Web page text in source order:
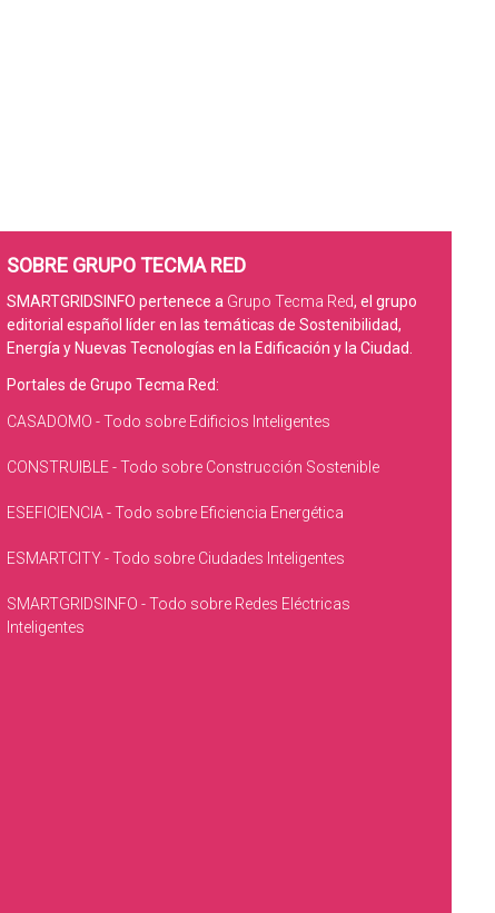
SOBRE GRUPO TECMA RED
SMARTGRIDSINFO pertenece a Grupo Tecma Red, el grupo
editorial español líder en las temáticas de Sostenibilidad,
Energía y Nuevas Tecnologías en la Edificación y la Ciudad.
Portales de Grupo Tecma Red:
CASADOMO - Todo sobre Edificios Inteligentes
CONSTRUIBLE - Todo sobre Construcción Sostenible
ESEFICIENCIA - Todo sobre Eficiencia Energética
ESMARTCITY - Todo sobre Ciudades Inteligentes
SMARTGRIDSINFO - Todo sobre Redes Eléctricas
Inteligentes